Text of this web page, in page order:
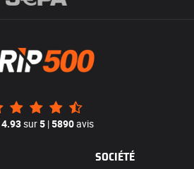
4.93sur5 |5890avis
SOCIÉTÉ